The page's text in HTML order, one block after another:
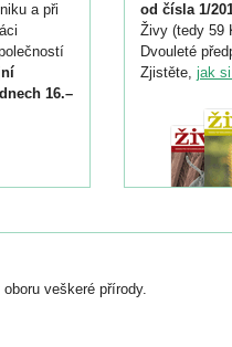
a při
16.–
od čísla 1/
Živy (tedy 59
Dvouleté
Zjistěte, jak
veškeré přírody.